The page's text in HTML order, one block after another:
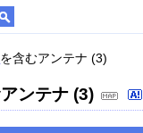
を含むアンテナ (3)
ンテナ (3)